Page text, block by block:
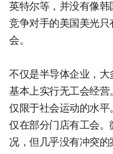
英特尔等，并没有像
竞争对手的美国美光只
会。
不仅是半导体企业，
基本上实行无工会经
仅限于社会运动的水
仅在部分门店有工会
况，但几乎没有冲突